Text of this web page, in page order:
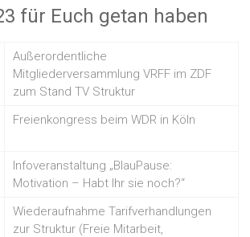
für Euch getan haben
Außerordentliche
Mitgliederversammlung VRFF im ZDF
zum Stand TV Struktur
Freienkongress beim WDR in Köln
Infoveranstaltung „BlauPause:
Motivation – Habt Ihr sie noch?“
Wiederaufnahme Tarifverhandlungen
zur Struktur (Freie Mitarbeit,